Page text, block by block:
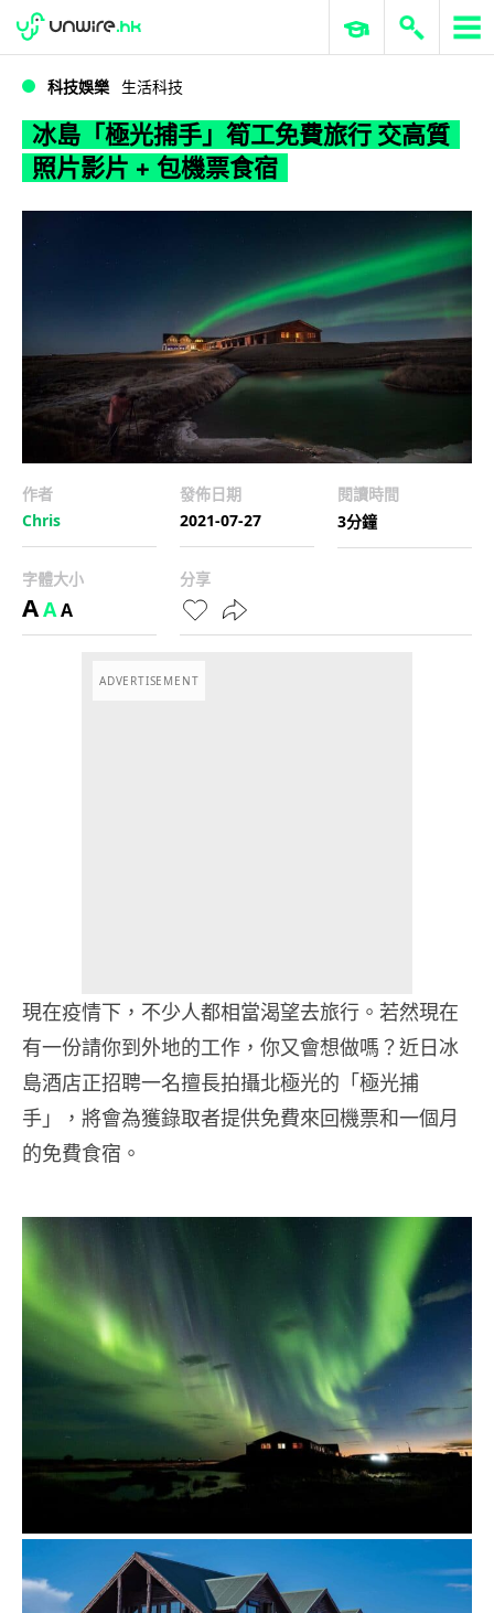
WWDC 2026 ERP 與商業 AI
科技娛樂 生活科技
冰島「極光捕手」筍工免費旅行 交高質
照片影片 + 包機票食宿
作者
Chris
發佈日期
2021-07-27
閱讀時間
3分鐘
字體大小
AAA
分享
ADVERTISEMENT
現在疫情下，不少人都相當渴望去旅行。若然現在
有一份請你到外地的工作，你又會想做嗎？近日冰
島酒店正招聘一名擅長拍攝北極光的「極光捕
手」，將會為獲錄取者提供免費來回機票和一個月
的免費食宿。